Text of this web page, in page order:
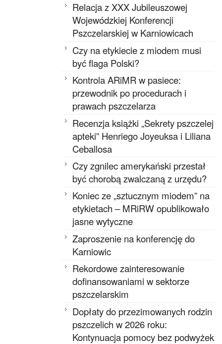
Relacja z XXX Jubileuszowej
Wojewódzkiej Konferencji
Pszczelarskiej w Karniowicach
Czy na etykiecie z miodem musi
być flaga Polski?
Kontrola ARiMR w pasiece:
przewodnik po procedurach i
prawach pszczelarza
Recenzja książki „Sekrety pszczelej
apteki” Henriego Joyeuksa i Liliana
Ceballosa
Czy zgnilec amerykański przestał
być chorobą zwalczaną z urzędu?
Koniec ze „sztucznym miodem” na
etykietach – MRiRW opublikowało
jasne wytyczne
Zaproszenie na konferencję do
Karniowic
Rekordowe zainteresowanie
dofinansowaniami w sektorze
pszczelarskim
Dopłaty do przezimowanych rodzin
pszczelich w 2026 roku:
Kontynuacja pomocy bez podwyżek